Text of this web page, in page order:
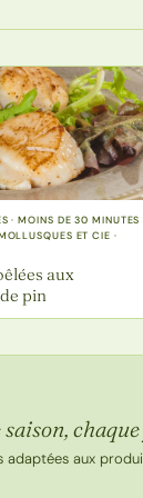
· MOINS DE 30 MINUTES
ET CIE ·
aux
pin
adaptées aux